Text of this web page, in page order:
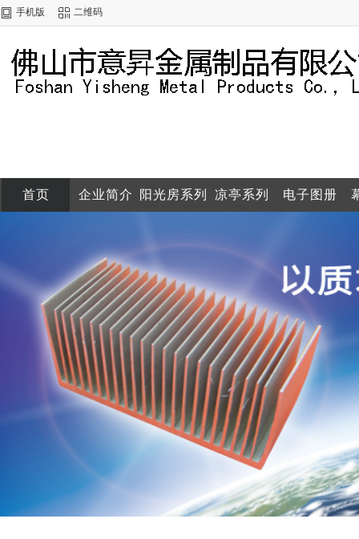
手机版 二维码
首页 企业简介 阳光房系列 凉亭系列 电子图册